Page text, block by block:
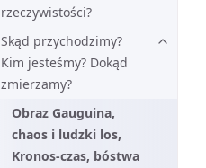
rzeczywistości?
Skąd przychodzimy?
Kim jesteśmy? Dokąd
zmierzamy?
Obraz Gauguina,
chaos i ludzki los,
Kronos-czas, bóstwa